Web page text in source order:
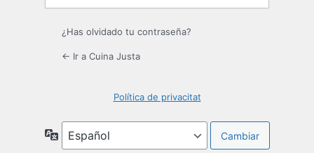
¿Has olvidado tu contraseña?
← Ir a Cuina Justa
Política de privacitat
Idioma